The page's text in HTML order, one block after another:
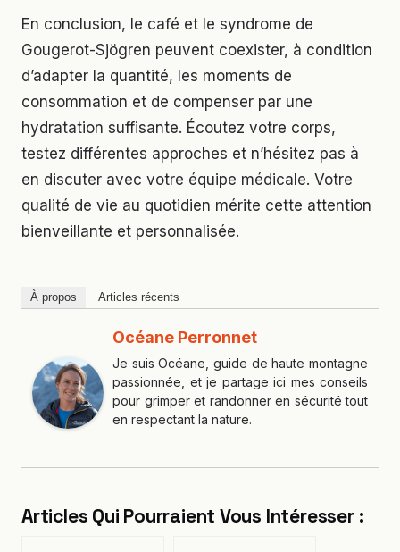
En conclusion, le café et le syndrome de
Gougerot-Sjögren peuvent coexister, à condition
d’adapter la quantité, les moments de
consommation et de compenser par une
hydratation suffisante. Écoutez votre corps,
testez différentes approches et n’hésitez pas à
en discuter avec votre équipe médicale. Votre
qualité de vie au quotidien mérite cette attention
bienveillante et personnalisée.
À propos Articles récents
Océane Perronnet
Je suis Océane, guide de haute montagne
passionnée, et je partage ici mes conseils
pour grimper et randonner en sécurité tout
en respectant la nature.
Articles Qui Pourraient Vous Intéresser :